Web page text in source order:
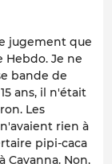
jugement que
Hebdo. Je ne
bande de
ans, il n'était
Les
rien à
pipi-caca
Cavanna. Non,